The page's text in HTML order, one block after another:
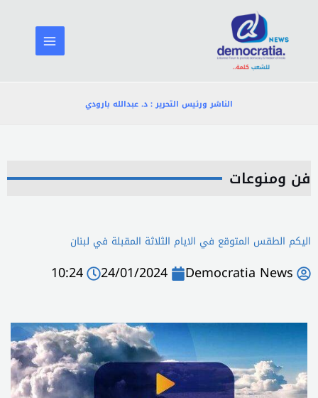
المحتوى
الناشر ورئيس التحرير : د. عبدالله بارودي
فن ومنوعات
اليكم الطقس المتوقع في الايام الثلاثة المقبلة في لبنان
Democratia News
24/01/2024
10:24